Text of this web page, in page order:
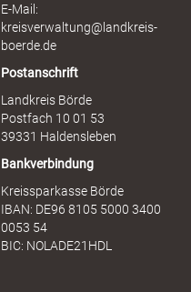
E-Mail:
kreisverwaltung@landkreis-
boerde.de
Postanschrift
Landkreis Börde
Postfach 10 01 53
39331 Haldensleben
Bankverbindung
Kreissparkasse Börde
IBAN: DE96 8105 5000 3400
0053 54
BIC: NOLADE21HDL